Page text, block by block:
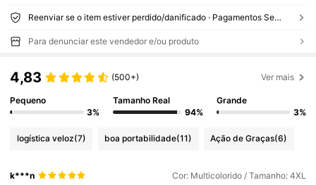
Reenviar se o item estiver perdido/danificado · Pagamentos Seguros · Proteção de privacidade
Para denunciar este vendedor e/ou produto
4,83 (500+) Ver mais
Pequeno
3%
Tamanho Real
94%
Grande
3%
logística veloz(7) boa portabilidade(11) Ação de Graças(6)
k***n Cor: Multicolorido / Tamanho: 4XL